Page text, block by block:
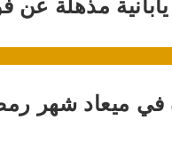
مذهلة عن
في ميعاد شهر